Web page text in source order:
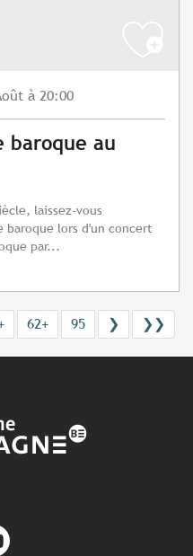
à 20:00
baroque au
laissez-vous
lors d'un concert
par...
62+ 95 ❯ ❯❯